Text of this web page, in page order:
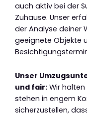
auch aktiv bei der
Zuhause. Unser
der Analyse deiner
geeignete Objekte
Unser
und fair: Wir
stehen in engem
sicherzustellen,